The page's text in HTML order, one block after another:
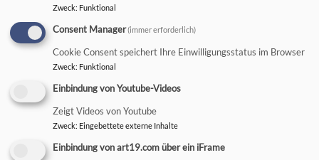
Pfarrstellen in der
Gemeinde
Zweck: Funktional
Consent Manager(immer erforderlich)
Cookie Consent speichert Ihre Einwilligungsstatus im Browser
Zweck: Funktional
Einbindung von Youtube-Videos
Zeigt Videos von Youtube
Zweck: Eingebettete externe Inhalte
Einbindung von art19.com über ein iFrame